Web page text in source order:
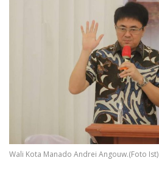
Wali Kota Manado Andrei Angouw.(Foto Ist)